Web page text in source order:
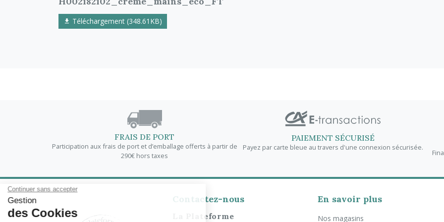
Téléchargement (348.61KB)
FRAIS DE PORT
Participation aux frais de port et d’emballage offerts à partir de
290€ hors taxes
PAIEMENT SÉCURISÉ
Payez par carte bleue au travers d'une connexion sécurisée.
Contactez-nous
La Plateforme
En savoir plus
Nos magasins